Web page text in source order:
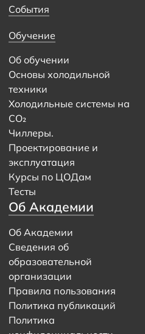
События
Обучение
Об обучении
Основы холодильной
техники
Холодильные системы на
CO₂
Чиллеры.
Проектирование и
эксплуатация
Курсы по ЦОДам
Тесты
Об Академии
Об Академии
Сведения об
образовательной
организации
Правила пользования
Политика публикаций
Политика